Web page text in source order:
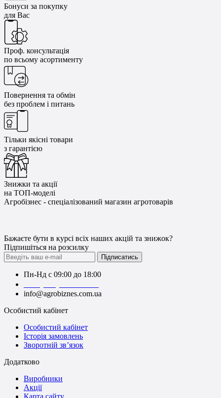
Бонуси за покупку
для Вас
Проф. консультація
по всьому асортименту
Повернення та обмін
без проблем і питань
Тільки якісні товари
з гарантією
Знижки та акції
на ТОП-моделі
Агробізнес - спеціалізований магазин агротоварів
Бажаєте бути в курсі всіх наших акцій та знижок?
Підпишіться на розсилку
Підписатись
Пн-Нд с 09:00 до 18:00
info@agrobiznes.com.ua
Особистий кабінет
Особистий кабінет
Історія замовлень
Зворотній зв’язок
Додатково
Виробники
Акції
Карта сайту